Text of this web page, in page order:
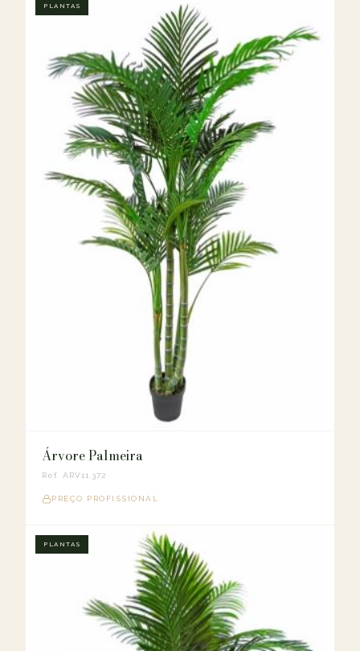
PLANTAS
Árvore Palmeira
Ref. ARV11.372
PREÇO PROFISSIONAL
PLANTAS